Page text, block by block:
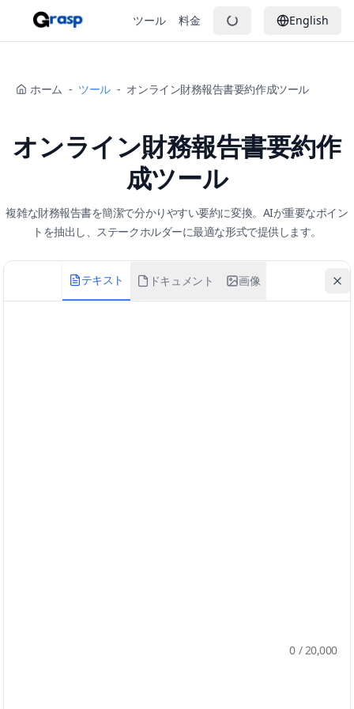
ツール 料金 English
ホーム - ツール - オンライン財務報告書要約作成ツール
オンライン財務報告書要約作
成ツール
複雑な財務報告書を簡潔で分かりやすい要約に変換。AIが重要なポイン
トを抽出し、ステークホルダーに最適な形式で提供します。
テキスト ドキュメント 画像
0 / 20,000